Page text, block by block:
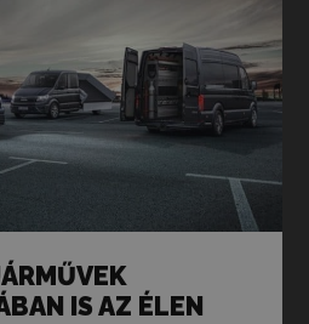
IS AZ ÉLEN